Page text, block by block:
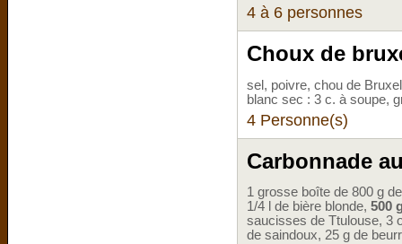
4 à 6 personnes
Choux de
sel, poivre, chou de
blanc sec : 3 c. à soupe,
4 Personne(s)
Carbonnade
1 grosse boîte de 800 g
1/4 l de bière blonde, 500
saucisses de Ttulouse, 3
de saindoux, 25 g de